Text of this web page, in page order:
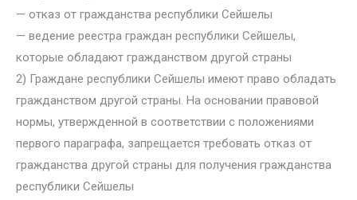
— отказ от гражданства республики Сейшелы
— ведение реестра граждан республики Сейшелы,
которые обладают гражданством другой страны
2) Граждане республики Сейшелы имеют право обладать
гражданством другой страны. На основании правовой
нормы, утвержденной в соответствии с положениями
первого параграфа, запрещается требовать отказ от
гражданства другой страны для получения гражданства
республики Сейшелы